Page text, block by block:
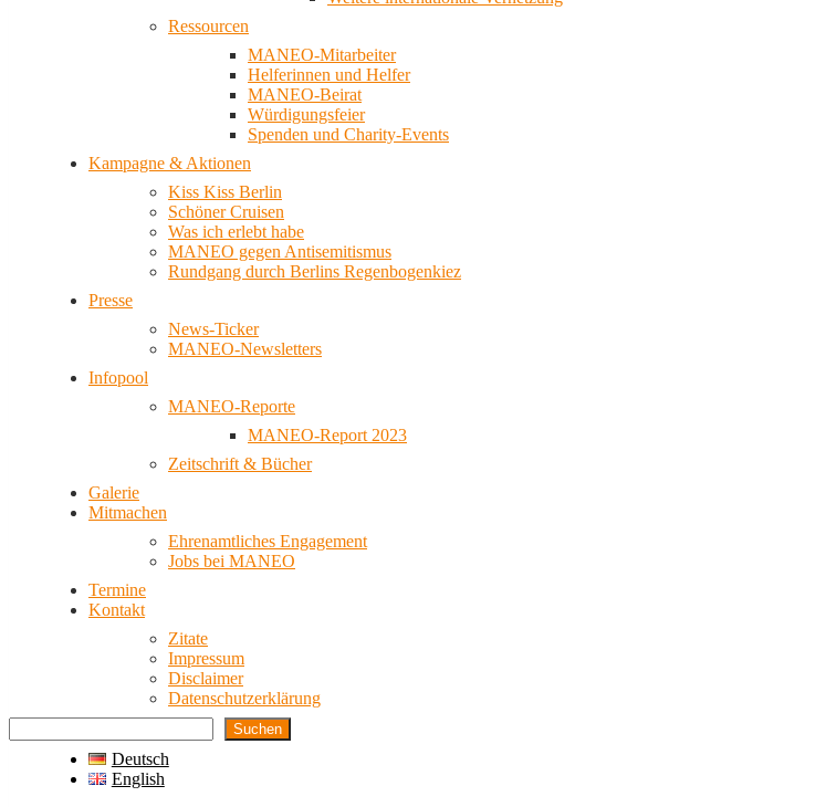
Ressourcen
MANEO-Mitarbeiter
Helferinnen und Helfer
MANEO-Beirat
Würdigungsfeier
Spenden und Charity-Events
Kampagne & Aktionen
Kiss Kiss Berlin
Schöner Cruisen
Was ich erlebt habe
MANEO gegen Antisemitismus
Rundgang durch Berlins Regenbogenkiez
Presse
News-Ticker
MANEO-Newsletters
Infopool
MANEO-Reporte
MANEO-Report 2023
Zeitschrift & Bücher
Galerie
Mitmachen
Ehrenamtliches Engagement
Jobs bei MANEO
Termine
Kontakt
Zitate
Impressum
Disclaimer
Datenschutzerklärung
Suchen
Deutsch
English